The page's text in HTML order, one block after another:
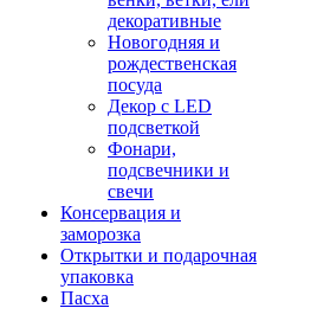
декоративные
Новогодняя и
рождественская
посуда
Декор с LED
подсветкой
Фонари,
подсвечники и
свечи
Консервация и
заморозка
Открытки и подарочная
упаковка
Пасха